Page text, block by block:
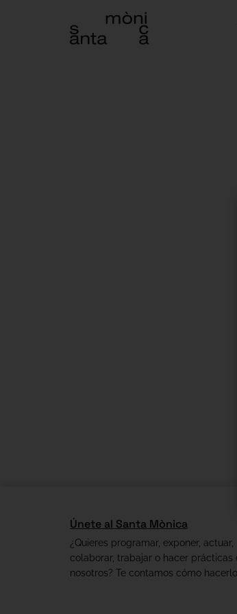
Únete al Santa Mònica
¿Quieres programar, exponer, actuar,
colaborar, trabajar o hacer prácticas
nosotros? Te contamos cómo hacerlo.